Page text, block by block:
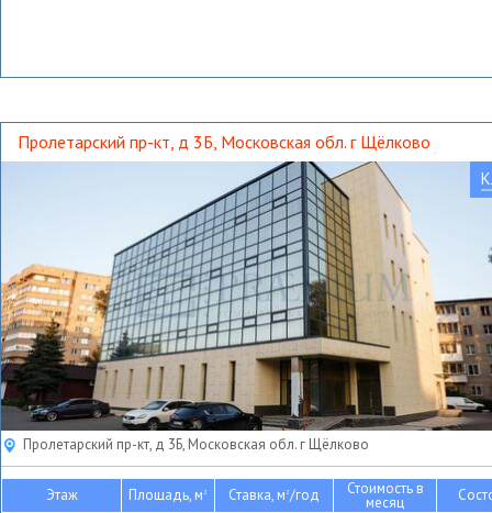
Пролетарский пр-кт, д 3Б, Московская обл. г Щёлково
Пролетарский пр-кт, д 3Б, Московская обл. г Щёлково
Этаж Площадь, м2 Ставка, м2/год Стоимость в
месяц